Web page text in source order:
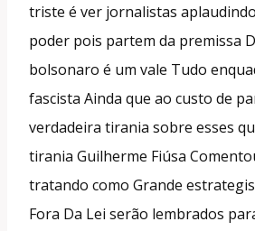
triste é ver jornalistas
poder pois partem da premissa
bolsonaro é um vale Tudo
fascista Ainda que ao custo de
verdadeira tirania sobre esses
tirania Guilherme Fiúsa
tratando como Grande
Fora Da Lei serão lembrados